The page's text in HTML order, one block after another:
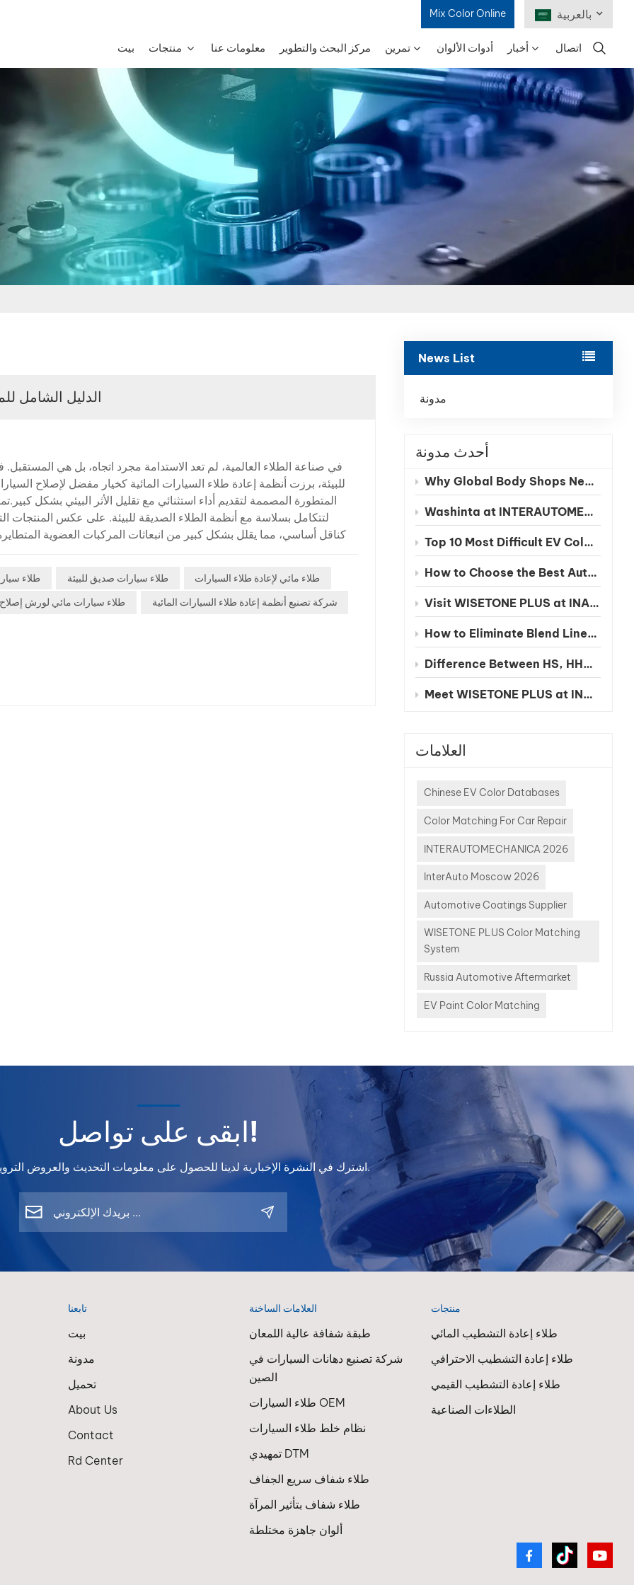
Mix Color Online بالعربية
English
Français
Deutsch
Português
بيت معلومات عنا مركز البحث والتطوير تمرين أدوات الألوان أخبار اتصال
News List
مدونة
أحدث مدونة
Why Global Body Shops Need Chinese EV Color Databases
Washinta at INTERAUTOMECHANICA 2026 Moscow
Top 10 Most Difficult EV Colors to Match in 2026
How to Choose the Best Automotive Refinish Paint Manufacturer in China
Visit WISETONE PLUS at INA PAACE Automechanika Mexico 2026 – Meet Your Trusted Automotive Refinish Paint Manufacturer
How to Eliminate Blend Lines in Automotive Spot Repairs: The Benefits of Seamless Clearcoat Technology
Difference Between HS, HHS and UHS Clearcoat
Meet WISETONE PLUS at INA PAACE Automechanika Mexico City 2026 – BOOTH NO. 1826-2
العلامات
Chinese EV Color Databases
Color Matching For Car Repair
INTERAUTOMECHANICA 2026
InterAuto Moscow 2026
Automotive Coatings Supplier
WISETONE PLUS Color Matching
System
Russia Automotive Aftermarket
EV Paint Color Matching
الدليل الشامل
في صناعة الطلاء العالمية، لم تعد الاستدامة مجرد اتجاه، بل هي
للبيئة، برزت أنظمة إعادة طلاء السيارات المائية كخيار مفضل لإصلاح
المتطورة المصممة لتقديم أداء استثنائي مع تقليل الأثر البيئي بشكل
لتتكامل بسلاسة مع أنظمة الطلاء الصديقة للبيئة. على عكس المنتجات
كناقل أساسي، مما يقلل بشكل كبير من انبعاثات المركبات العضوية
دقيقة، ليُقدّم ألوانًا زاهية مقاومة للبهتان، ورقائق معدنية ناعمة تُطابق
تغطية ممتازة، ومتانة، وانسيابية، مما يجعله مثاليًا لأعمال الإصلاح عالية
مكانة شركات إعادة الطلاء لتحقيق النجاح على المدى الطويل. وتعمل
وتشجيع المنتجات الصديقة للبيئة، مما يدفع إلى تبني حلول الطلاء المائي. ولا
فحسب، بل تجذب أيضاً العملاء المهتمين بالبيئة والذين يُقدرون الجودة
طلاء طلاء سيارات صديق للبيئة
طلاء مائي لإعادة طلاء السيارات
طلاء سيارات مائي لورش إصلاح
شركة تصنيع أنظمة إعادة طلاء السيارات المائية
ابقى على تواصل!
اشترك في النشرة الإخبارية لدينا للحصول على معلومات التحديث والعروض الترويجية والرؤى.
منتجات
طلاء إعادة التشطيب المائي
طلاء إعادة التشطيب الاحترافي
طلاء إعادة التشطيب القيمي
الطلاءات الصناعية
العلامات الساخنة
طبقة شفافة عالية اللمعان
شركة تصنيع دهانات السيارات في
الصين
طلاء السيارات OEM
نظام خلط طلاء السيارات
تمهيدي DTM
طلاء شفاف سريع الجفاف
طلاء شفاف بتأثير المرآة
ألوان جاهزة مختلطة
تابعنا
بيت
مدونة
تحميل
About Us
Contact
Rd Center